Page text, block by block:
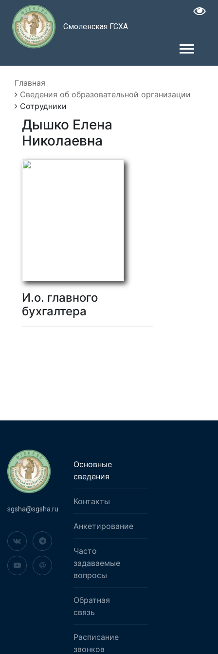
Смоленская ГСХА
Главная
Сведения об образовательной организации
Сотрудники
Дышко Елена
Николаевна
И.о. главного
бухгалтера
sgsha@sgsha.ru
Основные
сведения
Контакты
Анкетирование
Часто
задаваемые
вопросы
Обратная
связь
Расписание
звонков